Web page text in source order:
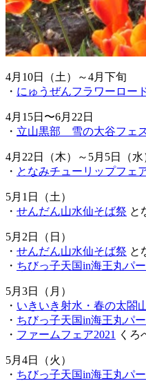
4月10日（土）～4月下旬
・ にゅうぜんフラワーロー
4月15日〜6月22日
・ 立山黒部 雪の大谷フェ
4月22日（木）～5月5日（水
・ となみチューリップフェ
5月1日（土）
・ せんだん山水仙そば祭 と
5月2日（日）
・ せんだん山水仙そば祭 と
・ ちびっ子天国in海王丸パ
5月3日（月）
・ いきいき射水・春の太閤
・ ちびっ子天国in海王丸パ
・ ファームフェア2021 くろ
5月4日（火）
・ ちびっ子天国in海王丸パ